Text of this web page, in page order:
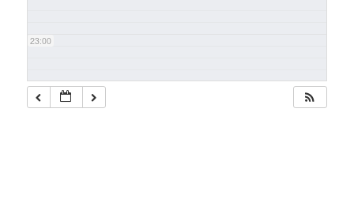
23:00